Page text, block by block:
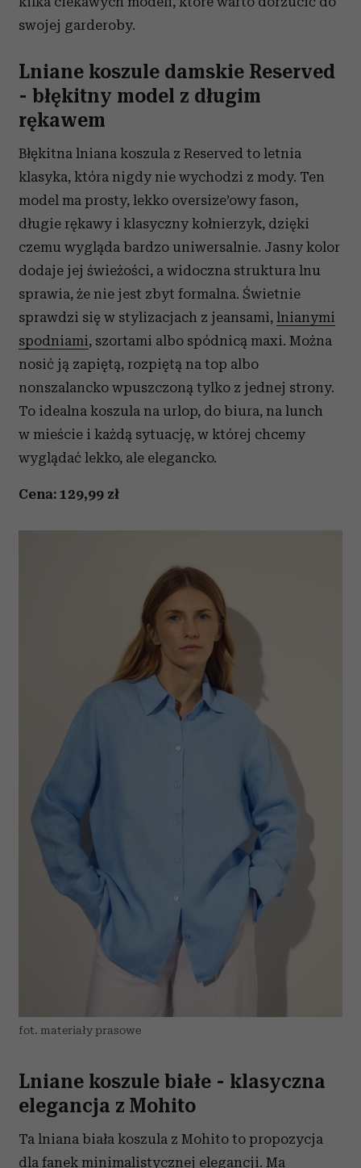
swojej garderoby.
Lniane koszule damskie Reserved
- błękitny model z długim
rękawem
Błękitna lniana koszula z Reserved to letnia
klasyka, która nigdy nie wychodzi z mody. Ten
model ma prosty, lekko oversize’owy fason,
długie rękawy i klasyczny kołnierzyk, dzięki
czemu wygląda bardzo uniwersalnie. Jasny kolor
dodaje jej świeżości, a widoczna struktura lnu
sprawia, że nie jest zbyt formalna. Świetnie
sprawdzi się w stylizacjach z jeansami, lnianymi
spodniami, szortami albo spódnicą maxi. Można
nosić ją zapiętą, rozpiętą na top albo
nonszalancko wpuszczoną tylko z jednej strony.
To idealna koszula na urlop, do biura, na lunch
w mieście i każdą sytuację, w której chcemy
wyglądać lekko, ale elegancko.
Cena: 129,99 zł
fot. materiały prasowe
Lniane koszule białe - klasyczna
elegancja z Mohito
Ta lniana biała koszula z Mohito to propozycja
dla fanek minimalistycznej elegancji. Ma